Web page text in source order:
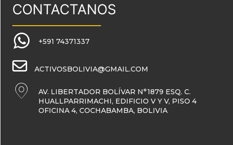
CONTACTANOS
+591 74371337
ACTIVOSBOLIVIA@GMAIL.COM
AV. LIBERTADOR BOLÍVAR N°1879 ESQ. C.
HUALLPARRIMACHI, EDIFICIO V Y V, PISO 4
OFICINA 4, COCHABAMBA, BOLIVIA